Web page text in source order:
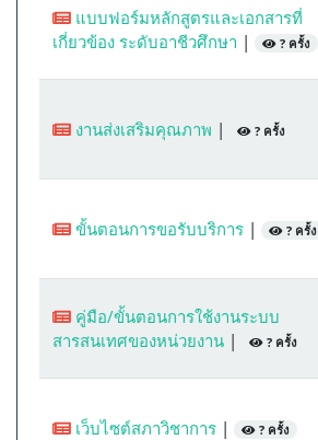
แบบฟอร์มหลักสูตรและเอกสารที่
เกี่ยวข้อง ระดับอาชีวศึกษา | ? ครั้ง
งานส่งเสริมคุณภาพ | ? ครั้ง
ขั้นตอนการขอรับบริการ | ? ครั้ง
คู่มือ/ขั้นตอนการใช้งานระบบ
สารสนเทศของหน่วยงาน | ? ครั้ง
เว็บไซต์สภาวิชาการ | ? ครั้ง